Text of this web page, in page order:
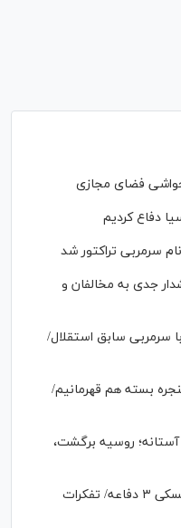
حواشی فضای مجازی
دفاع کردیم
سرمربی تراکتور شد
جدی به مخالفان و
سرمربی سابق استقلال/
بسته هم قهرمانیم/
روسیه برگشت،
پازل تاکتیکی استقلال؛ نسخه ریسکی ۳ دفاعه/ تفکرات